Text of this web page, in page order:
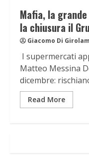
Mafia, la
la chiusura il
Giacomo Di
I supermercati
Matteo Messina
dicembre:
Read More